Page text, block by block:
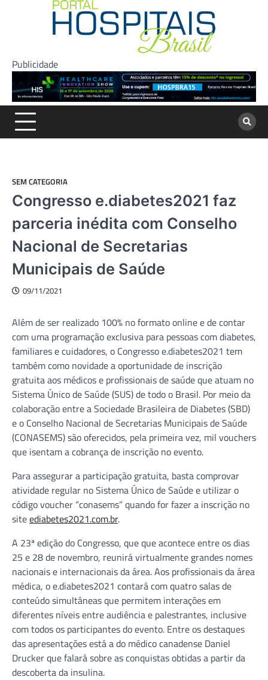
Publicidade
SEM CATEGORIA
Congresso e.diabetes2021 faz
parceria inédita com Conselho
Nacional de Secretarias
Municipais de Saúde
09/11/2021
Além de ser realizado 100% no formato online e de contar
com uma programação exclusiva para pessoas com diabetes,
familiares e cuidadores, o Congresso e.diabetes2021 tem
também como novidade a oportunidade de inscrição
gratuita aos médicos e profissionais de saúde que atuam no
Sistema Único de Saúde (SUS) de todo o Brasil. Por meio da
colaboração entre a Sociedade Brasileira de Diabetes (SBD)
e o Conselho Nacional de Secretarias Municipais de Saúde
(CONASEMS) são oferecidos, pela primeira vez, mil vouchers
que isentam a cobrança de inscrição no evento.
Para assegurar a participação gratuita, basta comprovar
atividade regular no Sistema Único de Saúde e utilizar o
código voucher “conasems” quando for fazer a inscrição no
siteediabetes2021.com.br.
A 23ª edição do Congresso, que que acontece entre os dias
25 e 28 de novembro, reunirá virtualmente grandes nomes
nacionais e internacionais da área. Aos profissionais da área
médica, o e.diabetes2021 contará com quatro salas de
conteúdo simultâneas que permitem interações em
diferentes níveis entre audiência e palestrantes, inclusive
com todos os participantes do evento. Entre os destaques
das apresentações está a do médico canadense Daniel
Drucker que falará sobre as conquistas obtidas a partir da
descoberta da insulina.